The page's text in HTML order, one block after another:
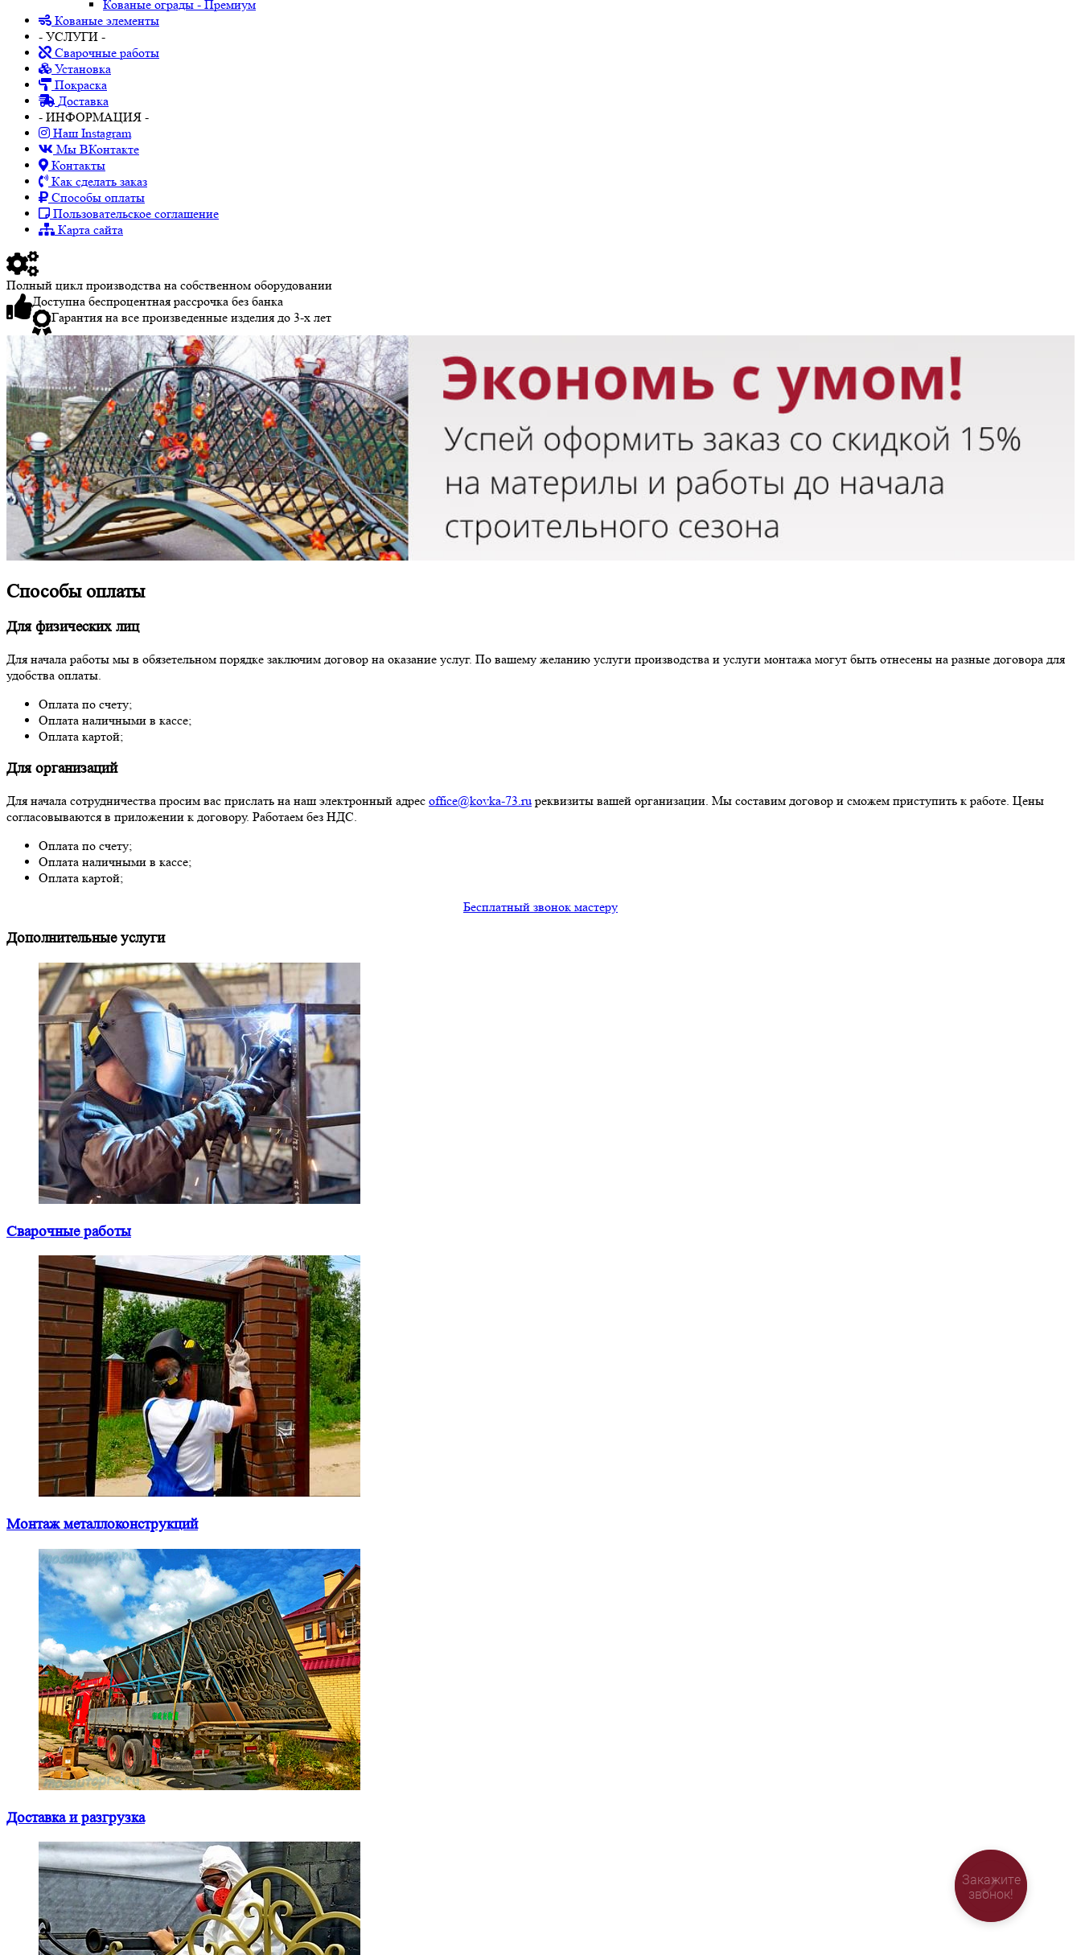
Кованые ограды - Премиум
Кованые элементы
- УСЛУГИ -
Сварочные работы
Установка
Покраска
Доставка
- ИНФОРМАЦИЯ -
Наш Instagram
Мы ВКонтакте
Контакты
Как сделать заказ
Способы оплаты
Пользовательское соглашение
Карта сайта
Полный цикл производства на собственном оборудовании
Доступна беспроцентная рассрочка без банка
Гарантия на все произведенные изделия до 3-х лет
Способы оплаты
Для физических лиц
Для начала работы мы в обязетельном порядке заключим договор на оказание услуг. По вашему желанию услуги производства и услуги монтажа могут быть отнесены на разные договора для
удобства оплаты.
Оплата по счету;
Оплата наличными в кассе;
Оплата картой;
Для организаций
Для начала сотрудничества просим вас прислать на наш электронный адрес office@kovka-73.ru реквизиты вашей организации. Мы составим договор и сможем приступить к работе. Цены
согласовываются в приложении к договору. Работаем без НДС.
Оплата по счету;
Оплата наличными в кассе;
Оплата картой;
Бесплатный звонок мастеру
Дополнительные услуги
Сварочные работы
Монтаж металлоконструкций
Доставка и разгрузка
Закажите
звонок!